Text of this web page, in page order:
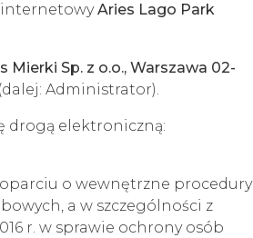
internetowyAries Lago Park
Mierki Sp. z o.o., Warszawa 02-
(dalej: Administrator).
drogą elektroniczną:
o wewnętrzne procedury
a w szczególności z
r. w sprawie ochrony osób